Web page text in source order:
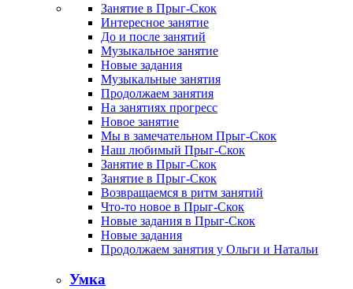
Занятие в Прыг-Скок
Интересное занятие
До и после занятий
Музыкальное занятие
Новые задания
Музыкальные занятия
Продолжаем занятия
На занятиях прогресс
Новое занятие
Мы в замечательном Прыг-Скок
Наш любимый Прыг-Скок
Занятие в Прыг-Скок
Занятие в Прыг-Скок
Возвращаемся в ритм занятий
Что-то новое в Прыг-Скок
Новые задания в Прыг-Скок
Новые задания
Продолжаем занятия у Ольги и Натальи
Умка